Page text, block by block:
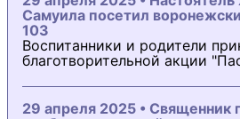
Самуила посетил
103
Воспитанники и родители
благотворительной акции
29 апреля 2025 • Священник